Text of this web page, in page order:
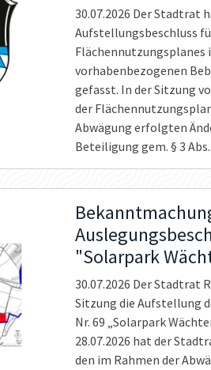
30.07.2026 Der Stadtrat
Aufstellungsbeschluss
vorhabenbezogenen
gefasst. In der Sitzung
der
Abwägung erfolgten
Beteiligung gem. § 3
"Solarpark
30.07.2026 Der Stadtrat
Sitzung die Aufstellung
Nr. 69 „Solarpark
28.07.2026 hat der
den im Rahmen der